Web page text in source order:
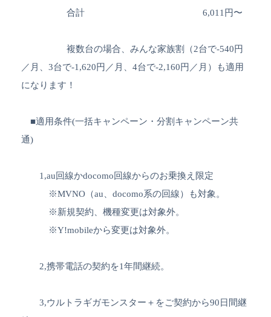
合計 6,011円〜
複数台の場合、みんな家族割（2台で-540円
／月、3台で-1,620円／月、4台で-2,160円／月）も適用
になります！
■適用条件(一括キャンペーン・分割キャンペーン共
通)
1,au回線かdocomo回線からのお乗換え限定
※MVNO（au、docomo系の回線）も対象。
※新規契約、機種変更は対象外。
※Y!mobileから変更は対象外。
2,携帯電話の契約を1年間継続。
3,ウルトラギガモンスター＋をご契約から90日間継